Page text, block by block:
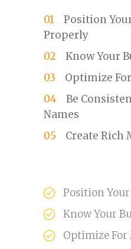
Position
Properly
Know Your
Optimize
Be
Names
Create Rich
Position
Know Your
Optimize